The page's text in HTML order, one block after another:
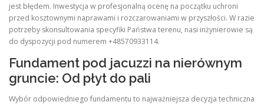
jest błędem. Inwestycja w profesjonalną ocenę na początku uchroni
przed kosztownymi naprawami i rozczarowaniami w przyszłości. W razie
potrzeby skonsultowania specyfiki Państwa terenu, nasi inżynierowie są
do dyspozycji pod numerem +48570933114.
Fundament pod jacuzzi na nierównym
gruncie: Od płyt do pali
Wybór odpowiedniego fundamentu to najważniejsza decyzja techniczna